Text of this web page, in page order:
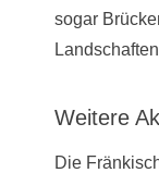
sogar
Weitere
Die